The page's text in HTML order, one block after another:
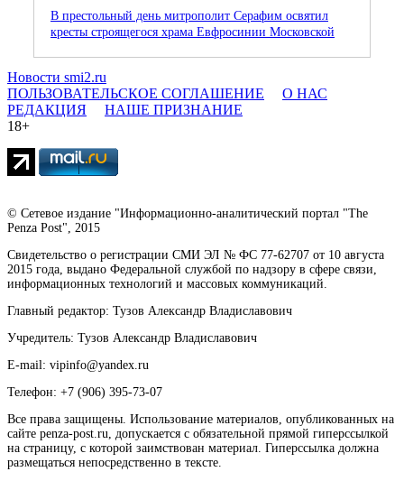
В престольный день митрополит Серафим освятил
кресты строящегося храма Евфросинии Московской
Новости smi2.ru
ПОЛЬЗОВАТЕЛЬСКОЕ СОГЛАШЕНИЕ
О НАС
РЕДАКЦИЯ
НАШЕ ПРИЗНАНИЕ
18+
© Сетевое издание "Информационно-аналитический портал "The
Penza Post", 2015
Свидетельство о регистрации СМИ ЭЛ № ФС 77-62707 от 10 августа
2015 года, выдано Федеральной службой по надзору в сфере связи,
информационных технологий и массовых коммуникаций.
Главный редактор: Тузов Александр Владиславович
Учредитель: Тузов Александр Владиславович
E-mail: vipinfo@yandex.ru
Телефон: +7 (906) 395-73-07
Все права защищены. Использование материалов, опубликованных на
сайте penza-post.ru, допускается с обязательной прямой гиперссылкой
на страницу, с которой заимствован материал. Гиперссылка должна
размещаться непосредственно в тексте.